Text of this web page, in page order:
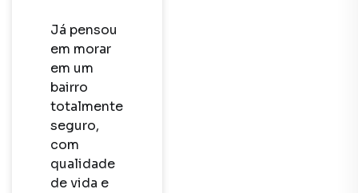
Já pensou
em morar
em um
bairro
totalmente
seguro,
com
qualidade
de vida e